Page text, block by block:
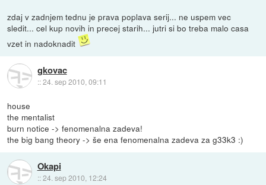
zdaj v zadnjem tednu je prava poplava serij... ne uspem vec
sledit... cel kup novih in precej starih... jutri si bo treba malo casa
vzet in nadoknadit
gkovac
::24. sep 2010, 09:11
house
the mentalist
burn notice -> fenomenalna zadeva!
the big bang theory -> še ena fenomenalna zadeva za g33k3 :)
Okapi
::24. sep 2010, 12:24